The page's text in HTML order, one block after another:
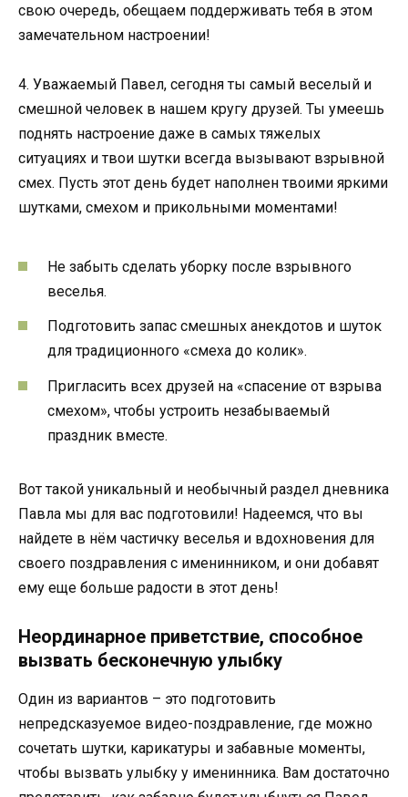
свою очередь, обещаем поддерживать тебя в этом
замечательном настроении!
4. Уважаемый Павел, сегодня ты самый веселый и
смешной человек в нашем кругу друзей. Ты умеешь
поднять настроение даже в самых тяжелых
ситуациях и твои шутки всегда вызывают взрывной
смех. Пусть этот день будет наполнен твоими яркими
шутками, смехом и прикольными моментами!
Не забыть сделать уборку после взрывного
веселья.
Подготовить запас смешных анекдотов и шуток
для традиционного «смеха до колик».
Пригласить всех друзей на «спасение от взрыва
смехом», чтобы устроить незабываемый
праздник вместе.
Вот такой уникальный и необычный раздел дневника
Павла мы для вас подготовили! Надеемся, что вы
найдете в нём частичку веселья и вдохновения для
своего поздравления с именинником, и они добавят
ему еще больше радости в этот день!
Неординарное приветствие, способное
вызвать бесконечную улыбку
Один из вариантов – это подготовить
непредсказуемое видео-поздравление, где можно
сочетать шутки, карикатуры и забавные моменты,
чтобы вызвать улыбку у именинника. Вам достаточно